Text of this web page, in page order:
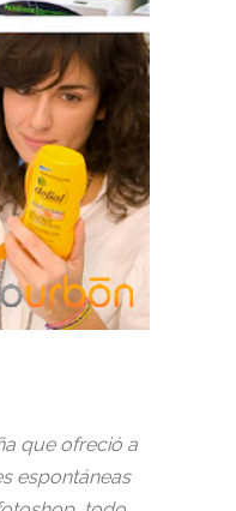
que ofreció a
espontáneas